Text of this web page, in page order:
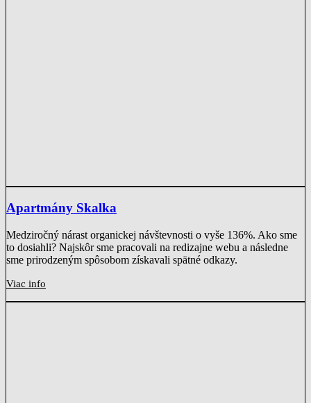
Apartmány Skalka
Medziročný nárast organickej návštevnosti o vyše 136%. Ako sme
to dosiahli? Najskôr sme pracovali na redizajne webu a následne
sme prirodzeným spôsobom získavali spätné odkazy.
Viac info